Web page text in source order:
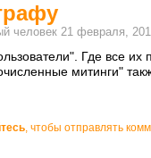
человек 21 февраля,
Где все
митинги"
, чтобы отправлять